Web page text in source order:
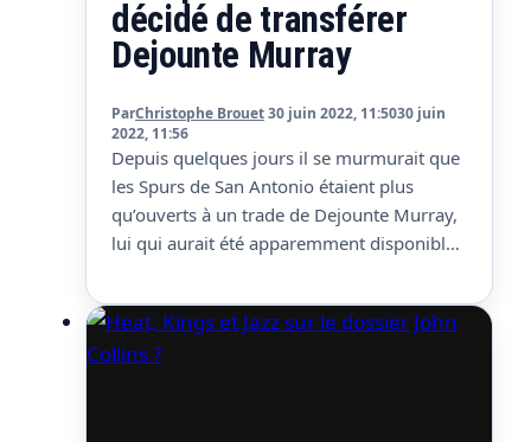
décidé de transférer
Dejounte Murray
ParChristophe Brouet30 juin 2022, 11:5030 juin
2022, 11:56
Depuis quelques jours il se murmurait que
les Spurs de San Antonio étaient plus
qu’ouverts à un trade de Dejounte Murray,
lui qui aurait été apparemment disponible
statut a beaucoup surpris puisque Murray
a réalisé une énorme saison et est devenu
All-Star avec les Texans. Un trade est…